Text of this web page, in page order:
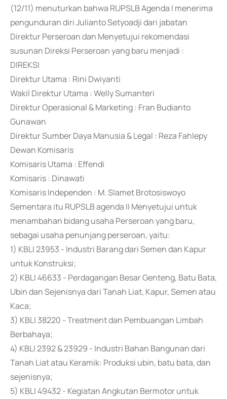
(12/11) menuturkan bahwa RUPSLB Agenda I menerima
pengunduran diri Julianto Setyoadji dari jabatan
Direktur Perseroan dan Menyetujui rekomendasi
susunan Direksi Perseroan yang baru menjadi :
DIREKSI
Direktur Utama : Rini Dwiyanti
Wakil Direktur Utama : Welly Sumanteri
Direktur Operasional & Marketing : Fran Budianto
Gunawan
Direktur Sumber Daya Manusia & Legal : Reza Fahlepy
Dewan Komisaris
Komisaris Utama : Effendi
Komisaris : Dinawati
Komisaris Independen : M. Slamet Brotosiswoyo
Sementara itu RUPSLB agenda II Menyetujui untuk
menambahan bidang usaha Perseroan yang baru,
sebagai usaha penunjang perseroan, yaitu:
1) KBLI 23953 - Industri Barang dari Semen dan Kapur
untuk Konstruksi;
2) KBLI 46633 - Perdagangan Besar Genteng, Batu Bata,
Ubin dan Sejenisnya dari Tanah Liat, Kapur, Semen atau
Kaca;
3) KBLI 38220 - Treatment dan Pembuangan Limbah
Berbahaya;
4) KBLI 2392 & 23929 - Industri Bahan Bangunan dari
Tanah Liat atau Keramik: Produksi ubin, batu bata, dan
sejenisnya;
5) KBLI 49432 - Kegiatan Angkutan Bermotor untuk